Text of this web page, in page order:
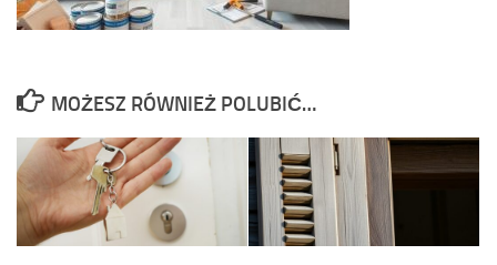
MOŻESZ RÓWNIEŻ POLUBIĆ…